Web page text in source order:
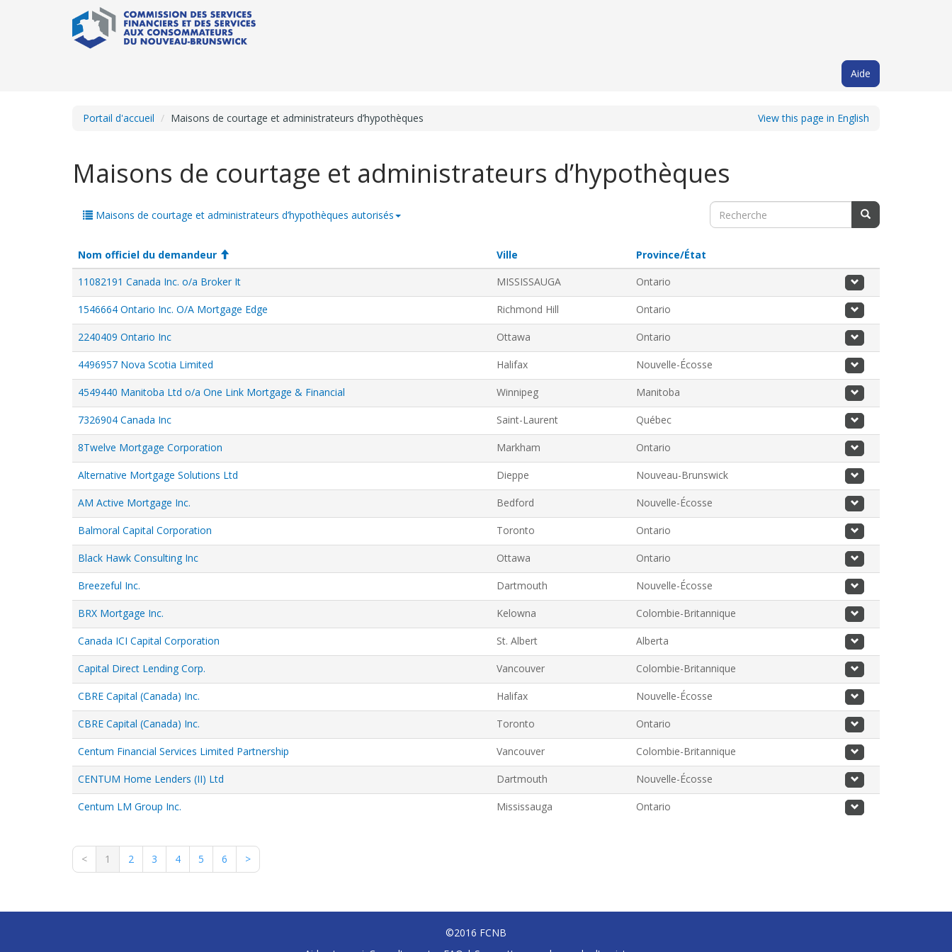
Aide
Portail d'accueil Maisons de courtage et administrateurs d’hypothèques View this page in English
Maisons de courtage et administrateurs d’hypothèques
Maisons de courtage et administrateurs d’hypothèques autorisés Search Results
Nom officiel du demandeur
Activate
to
sort
in
descending
Ville
Activate
to
sort
in
descending
order
Province/État
Activate
sort
descending
Actions
11082191 Canada Inc. o/a Broker It
MISSISSAUGA Ontario
1546664 Ontario Inc. O/A Mortgage Edge Richmond Hill Ontario
2240409 Ontario Inc Ottawa Ontario
4496957 Nova Scotia Limited Halifax Nouvelle-Écosse
4549440 Manitoba Ltd o/a One Link Mortgage & Financial Winnipeg Manitoba
7326904 Canada Inc Saint-Laurent Québec
8Twelve Mortgage Corporation Markham Ontario
Alternative Mortgage Solutions Ltd Dieppe Nouveau-Brunswick
AM Active Mortgage Inc. Bedford Nouvelle-Écosse
Balmoral Capital Corporation Toronto Ontario
Black Hawk Consulting Inc Ottawa Ontario
Breezeful Inc. Dartmouth Nouvelle-Écosse
BRX Mortgage Inc. Kelowna Colombie-Britannique
Canada ICI Capital Corporation St. Albert Alberta
Capital Direct Lending Corp. Vancouver Colombie-Britannique
CBRE Capital (Canada) Inc. Halifax Nouvelle-Écosse
CBRE Capital (Canada) Inc. Toronto Ontario
Centum Financial Services Limited Partnership Vancouver Colombie-Britannique
CENTUM Home Lenders (II) Ltd Dartmouth Nouvelle-Écosse
Centum LM Group Inc. Mississauga Ontario
< 1 2 3 4 5 6 >
©2016 FCNB